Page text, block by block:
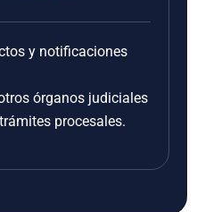
y notificaciones
órganos judiciales
procesales.